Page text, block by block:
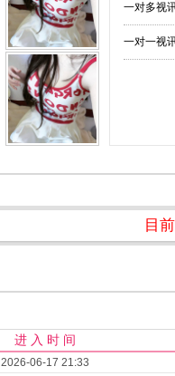
一对多视
一对一视
目
进 入 时 间
2026-06-17 21:33